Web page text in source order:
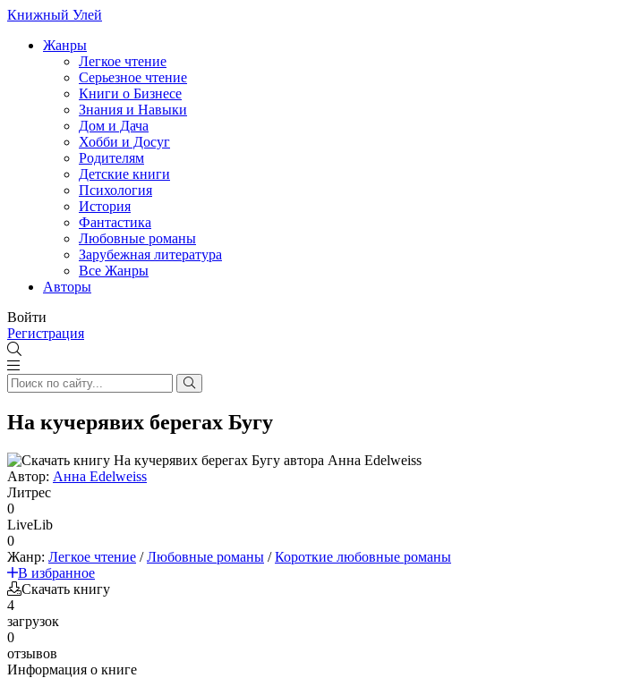
Книжный Улей
Жанры
Легкое чтение
Серьезное чтение
Книги о Бизнесе
Знания и Навыки
Дом и Дача
Хобби и Досуг
Родителям
Детские книги
Психология
История
Фантастика
Любовные романы
Зарубежная литература
Все Жанры
Авторы
Войти
Регистрация
На кучерявих берегах Бугу
Автор: Анна Edelweiss
Литрес
0
LiveLib
0
Жанр: Легкое чтение /Любовные романы /Короткие любовные романы
В избранное
Скачать книгу
4
загрузок
0
отзывов
Информация о книге